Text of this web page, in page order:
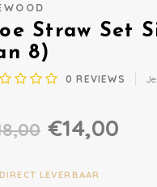
Straw Set
8)
0 REVIEWS
€14,00
DIRECT LEVERBAAR